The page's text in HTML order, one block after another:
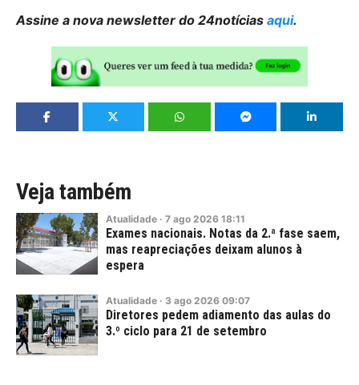
Assine a nova newsletter do 24notícias aqui.
Veja também
Atualidade · 7 ago 2026 18:11
Exames nacionais. Notas da 2.ª fase saem,
mas reapreciações deixam alunos à
espera
Atualidade · 3 ago 2026 09:07
Diretores pedem adiamento das aulas do
3.º ciclo para 21 de setembro